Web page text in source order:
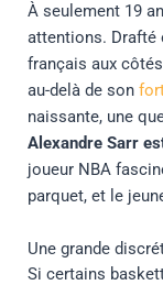
À seulement 19
attentions. Drafté
français aux
au-delà de son
naissante, une
Alexandre Sarr
joueur NBA
parquet, et le
Une grande
Si certains